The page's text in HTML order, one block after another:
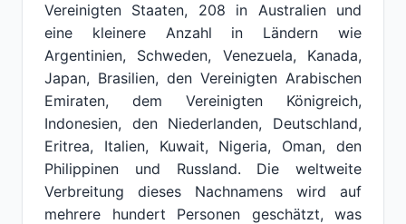
Vereinigten Staaten, 208 in Australien und
eine kleinere Anzahl in Ländern wie
Argentinien, Schweden, Venezuela, Kanada,
Japan, Brasilien, den Vereinigten Arabischen
Emiraten, dem Vereinigten Königreich,
Indonesien, den Niederlanden, Deutschland,
Eritrea, Italien, Kuwait, Nigeria, Oman, den
Philippinen und Russland. Die weltweite
Verbreitung dieses Nachnamens wird auf
mehrere hundert Personen geschätzt, was